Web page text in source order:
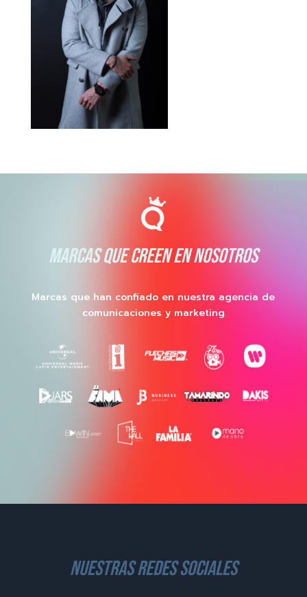
MARCAS QUE CREEN EN NOSOTROS
Marcas que han confiado en nuestra agencia de
comunicaciones y marketing
nuestras redes sociales